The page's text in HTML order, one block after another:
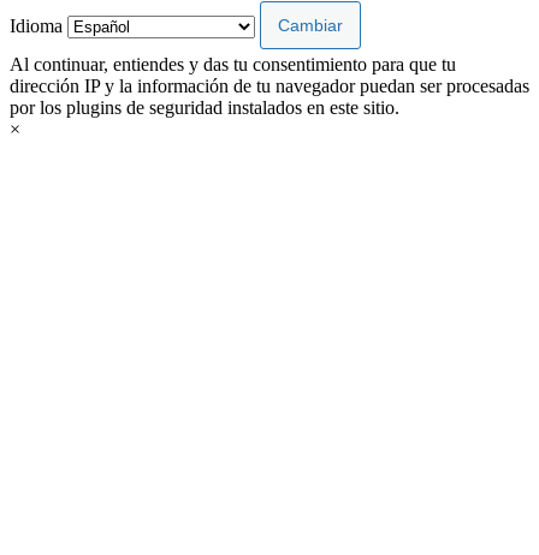
Idioma
Al continuar, entiendes y das tu consentimiento para que tu
dirección IP y la información de tu navegador puedan ser procesadas
por los plugins de seguridad instalados en este sitio.
×